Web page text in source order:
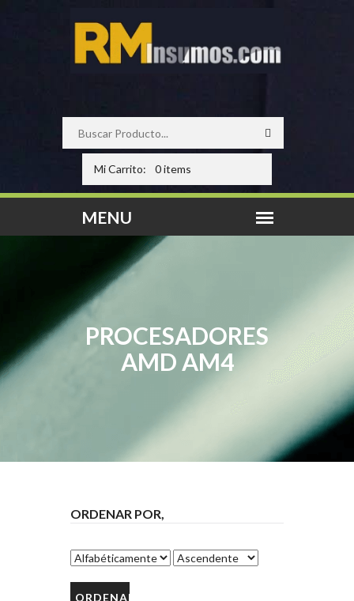
Mi Carrito: 0 items
PROCESADORES
AMD AM4
ORDENAR POR,